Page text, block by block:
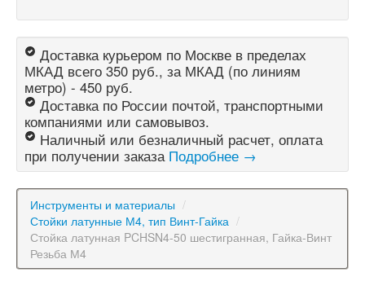
Доставка курьером по Москве в пределах
МКАД всего 350 руб., за МКАД (по линиям
метро) - 450 руб.
Доставка по России почтой, транспортными
компаниями или самовывоз.
Наличный или безналичный расчет, оплата
при получении заказа Подробнее →
Инструменты и материалы /
Стойки латунные М4, тип Винт-Гайка /
Стойка латунная PCHSN4-50 шестигранная, Гайка-Винт
Резьба М4